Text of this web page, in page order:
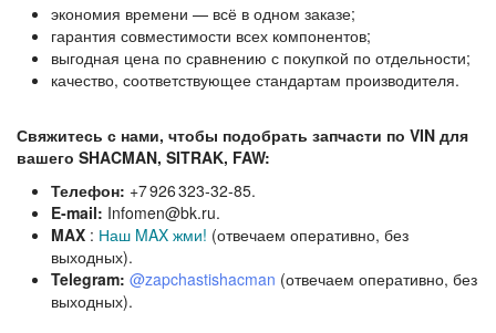
экономия времени — всё в одном заказе;
гарантия совместимости всех компонентов;
выгодная цена по сравнению с покупкой по отдельности;
качество, соответствующее стандартам производителя.
Свяжитесь с нами, чтобы подобрать запчасти по VIN для
вашего SHACMAN, SITRAK, FAW:
Телефон: +7 926 323‑32‑85.
E‑mail: Infomen@bk.ru.
MAX: Наш MAX жми! (отвечаем оперативно, без
выходных).
Telegram: @zapchastishacman (отвечаем оперативно, без
выходных).